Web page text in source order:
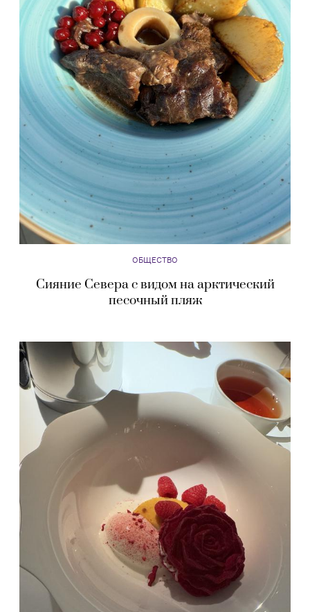
ОБЩЕСТВО
Сияние Севера с видом на арктический
песочный пляж